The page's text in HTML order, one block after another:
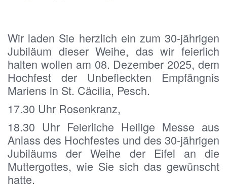
Wir laden Sie herzlich ein zum 30-jährigen
Jubiläum dieser Weihe, das wir feierlich
halten wollen am 08. Dezember 2025, dem
Hochfest der Unbefleckten Empfängnis
Mariens in St. Cäcilia, Pesch.
17.30 Uhr Rosenkranz,
18.30 Uhr Feierliche Heilige Messe aus
Anlass des Hochfestes und des 30-jährigen
Jubiläums der Weihe der Eifel an die
Muttergottes, wie Sie sich das gewünscht
hatte.